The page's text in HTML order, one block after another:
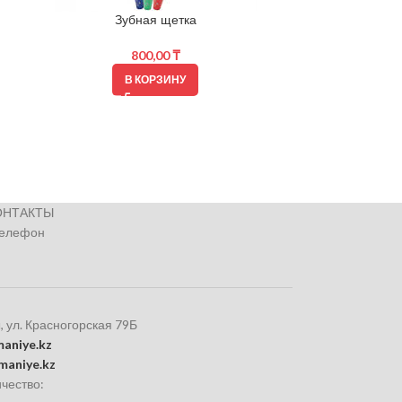
Зубная щетка
800,00₸
В КОРЗИНУ
ул. Красногорская 79Б